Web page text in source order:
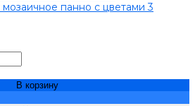
панно с цветами 3
В корзину